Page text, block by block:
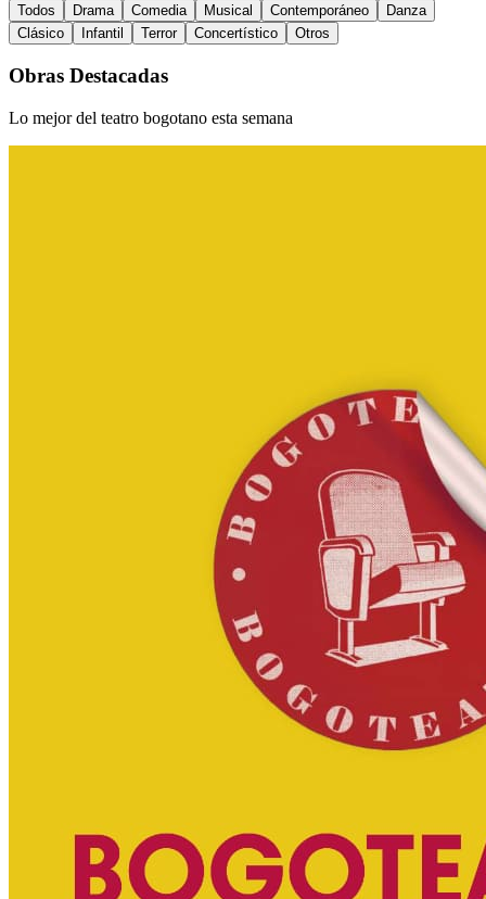
Todos Drama Comedia Musical Contemporáneo
Danza
Clásico
Infantil Terror Concertístico Otros
Obras Destacadas
Lo mejor del teatro bogotano esta semana